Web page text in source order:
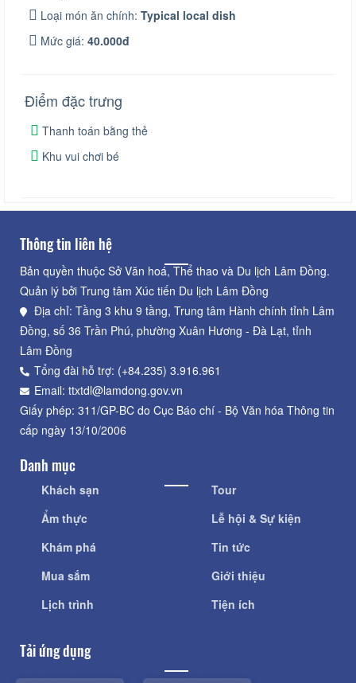
Loại món ăn chính: Typical local dish
Mức giá: 40.000đ
Điểm đặc trưng
Thanh toán bằng thẻ
Khu vui chơi bé
Thông tin liên hệ
Bản quyền thuộc Sở Văn hoá, Thể thao và Du lịch Lâm Đồng.
Quản lý bởi Trung tâm Xúc tiến Du lịch Lâm Đồng
Địa chỉ: Tầng 3 khu 9 tầng, Trung tâm Hành chính tỉnh Lâm
Đồng, số 36 Trần Phú, phường Xuân Hương - Đà Lạt, tỉnh
Lâm Đồng
Tổng đài hỗ trợ: (+84.235) 3.916.961
Email: ttxtdl@lamdong.gov.vn
Giấy phép: 311/GP-BC do Cục Báo chí - Bộ Văn hóa Thông tin
cấp ngày 13/10/2006
Danh mục
Khách sạn
Ẩm thực
Khám phá
Mua sắm
Lịch trình
Tour
Lễ hội & Sự kiện
Tin tức
Giới thiệu
Tiện ích
Tải ứng dụng